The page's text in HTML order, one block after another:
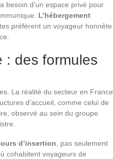
besoin d’un espace privé pour
L’hébergement
préfèrent un voyageur honnête
: des formules
La réalité du secteur en France
d’accueil, comme celui de
observé au sein du groupe
d’insertion, pas seulement
cohabitent voyageurs de